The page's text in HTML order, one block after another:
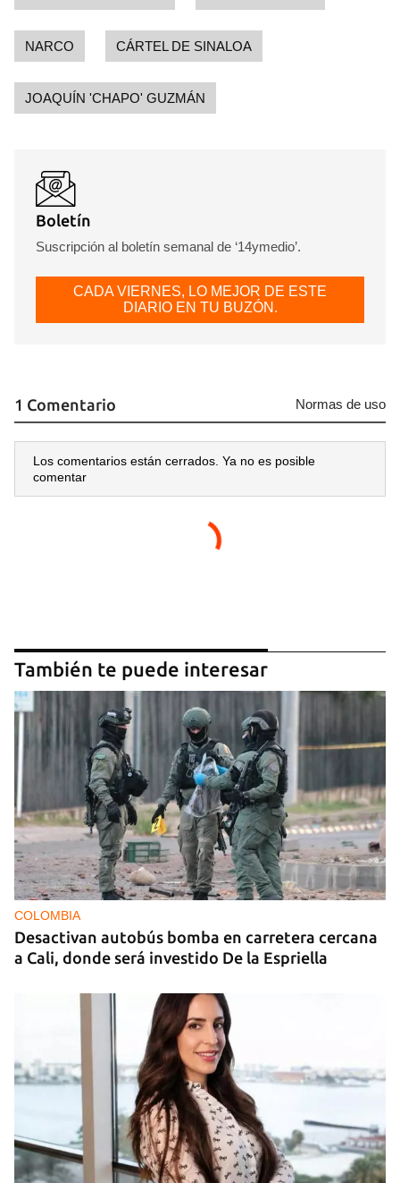
NARCO CÁRTEL DE SINALOA
JOAQUÍN 'CHAPO' GUZMÁN
Boletín
Suscripción al boletín semanal de ‘14ymedio’.
CADA VIERNES, LO MEJOR DE ESTE
DIARIO EN TU BUZÓN.
1 Comentario Normas de uso
Los comentarios están cerrados. Ya no es posible
comentar
También te puede interesar
COLOMBIA
Desactivan autobús bomba en carretera cercana
a Cali, donde será investido De la Espriella